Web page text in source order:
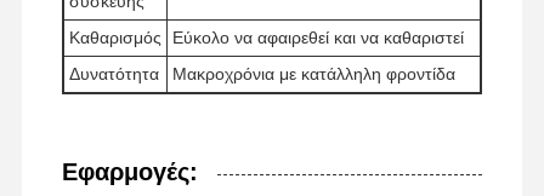
Καθαρισμός
Εύκολο να αφαιρεθεί και να καθαριστεί
Δυνατότητα
Μακροχρόνια με κατάλληλη φροντίδα
Εφαρμογές: